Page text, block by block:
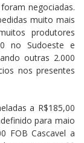
negociadas.
muito mais
produtores
no Sudoeste e
outras 2.000
nos presentes
a R$185,00
para maio
FOB Cascavel a